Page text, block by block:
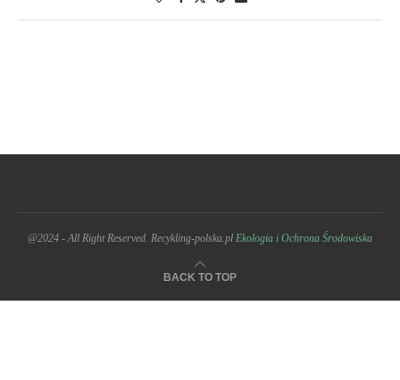
@2024 - All Right Reserved. Recykling-polska.pl Ekologia i Ochrona Środowiska
BACK TO TOP